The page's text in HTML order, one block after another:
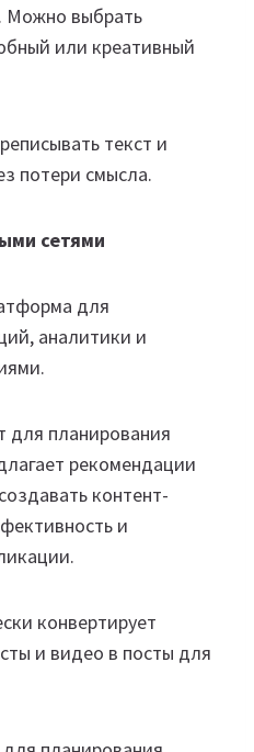
Можно выбрать
или креативный
текст и
потери смысла.
сетями
для
аналитики и
для планирования
рекомендации
контент-
и
конвертирует
и видео в посты для